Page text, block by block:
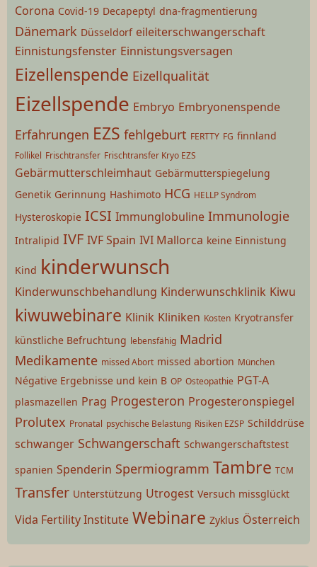
Corona Covid-19 Decapeptyl dna-fragmentierung
Dänemark Düsseldorf eileiterschwangerschaft
Einnistungsfenster Einnistungsversagen
Eizellenspende Eizellqualität
Eizellspende Embryo Embryonenspende
Erfahrungen EZS fehlgeburt FERTTY FG finnland
Follikel Frischtransfer Frischtransfer Kryo EZS
Gebärmutterschleimhaut Gebärmutterspiegelung
Genetik Gerinnung Hashimoto HCG HELLP Syndrom
Hysteroskopie ICSI Immunglobuline Immunologie
Intralipid IVF IVF Spain IVI Mallorca keine Einnistung
Kind kinderwunsch
Kinderwunschbehandlung Kinderwunschklinik Kiwu
kiwuwebinare Klinik Kliniken Kosten Kryotransfer
künstliche Befruchtung lebensfähig Madrid
Medikamente missed Abort missed abortion München
Négative Ergebnisse und kein B OP Osteopathie PGT-A
plasmazellen Prag Progesteron Progesteronspiegel
Prolutex Pronatal psychische Belastung Risiken EZSP Schilddrüse
schwanger Schwangerschaft Schwangerschaftstest
spanien Spenderin Spermiogramm Tambre TCM
Transfer Unterstützung Utrogest Versuch missglückt
Vida Fertility Institute Webinare Zyklus Österreich